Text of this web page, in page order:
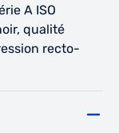
A ISO
qualité
recto-